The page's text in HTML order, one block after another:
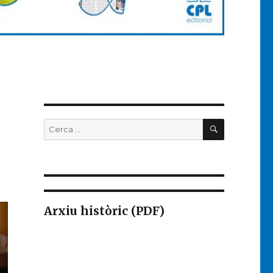
Buscar
per:
CERCA
Arxiu històric (PDF)